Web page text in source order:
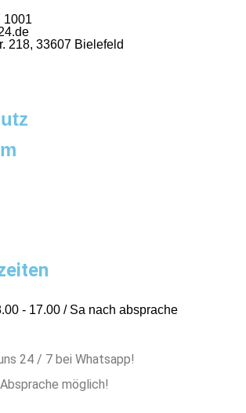
1001
218, 33607 Bielefeld
- 17.00 / Sa nach absprache
24 / 7 bei Whatsapp!
möglich!